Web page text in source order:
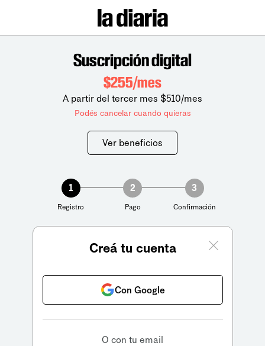
Suscripción digital
$255/mes
A partir del tercer mes $510/mes
Podés cancelar cuando quieras
Ver beneficios
1
Registro
2
Pago
3
Confirmación
Creá tu cuenta
Con Google
O con tu email